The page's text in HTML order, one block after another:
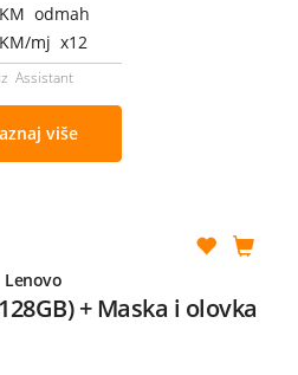
KM odmah
KM/mj x12
Assistant
više
Lenovo
+ Maska i olovka